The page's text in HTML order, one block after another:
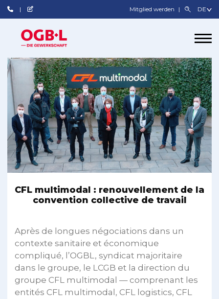
Mitglied werden
CFL multimodal : renouvellement de la
convention collective de travail
Après de longues négociations dans un
contexte sanitaire et économique
compliqué, l’OGBL, syndicat majoritaire
dans le groupe, le LCGB et la direction du
groupe CFL multimodal — comprenant les
entités CFL multimodal, CFL logistics, CFL